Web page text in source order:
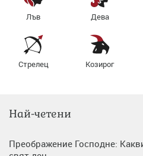
Лъв Дева
Стрелец Козирог
Най-четени
Преображение Господне: